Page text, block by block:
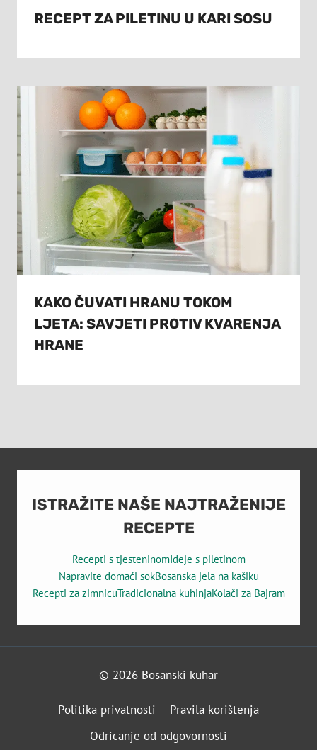
RECEPT ZA PILETINU U KARI SOSU
KAKO ČUVATI HRANU TOKOM
LJETA: SAVJETI PROTIV KVARENJA
HRANE
ISTRAŽITE NAŠE NAJTRAŽENIJE
RECEPTE
Recepti s tjesteninomIdeje s piletinom
Napravite domaći sokBosanska jela na kašiku
Recepti za zimnicuTradicionalna kuhinjaKolači za Bajram
© 2026 Bosanski kuhar
Politika privatnosti
Pravila korištenja
Odricanje od odgovornosti